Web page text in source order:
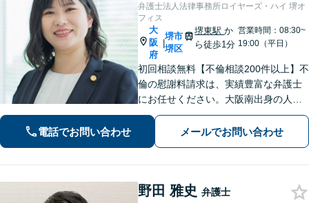
弁護士法人法律事務所ロイヤーズ・ハイ 堺オ
フィス
大
阪
府
|
堺市
堺区
堺東駅か
ら徒歩1分
営業時間：08:30~
19:00（平日）
初回相談無料【不倫相談200件以上】不
倫の慰謝料請求は、実績豊富な弁護士
にお任せください。大阪南出身の人情
派弁護士が対応【交通事故も強い】交
通事故に遭われてお困りの方はお気軽
にお電話ください【当日／夜間／休日
電話でお問い合わせ メールでお問い合わせ
野田 雅史 弁護士